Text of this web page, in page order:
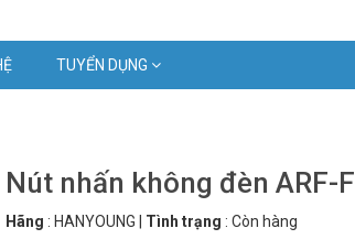
TUYỂN DỤNG
Nút nhấn không đèn ARF-F
Hãng : HANYOUNG Tình trạng : Còn hàng